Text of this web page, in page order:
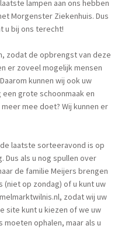
lampen aan ons hebben
Morgenster Ziekenhuis. Dus
u bij ons terecht!
zodat de opbrengst van deze
er zoveel mogelijk mensen
kunnen wij ook uw
een grote schoonmaak en
mee doet? Wij kunnen er
laatste sorteeravond is op
Dus als u nog spullen over
de familie Meijers brengen
(niet op zondag) of u kunt uw
zodat wij uw
site kunt u kiezen of we uw
moeten ophalen, maar als u